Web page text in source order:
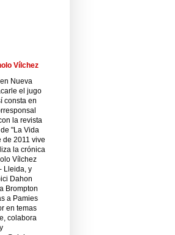
Vílchez
Nueva
el jugo
consta en
la revista
"La Vida
de 2011 vive
la crónica
Vílchez
Lleida, y
Dahon
Brompton
a Pamies
en temas
colabora